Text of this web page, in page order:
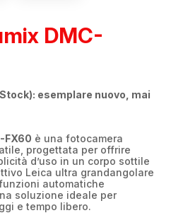
DMC-
esemplare nuovo, mai
FX60 è una fotocamera
progettata per offrire
d’uso in un corpo sottile
Leica ultra grandangolare
automatiche
soluzione ideale per
e tempo libero.